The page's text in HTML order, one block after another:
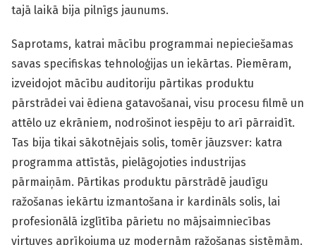
tajā laikā bija pilnīgs jaunums.
Saprotams, katrai mācību programmai nepieciešamas
savas specifiskas tehnoloģijas un iekārtas. Piemēram,
izveidojot mācību auditoriju pārtikas produktu
pārstrādei vai ēdiena gatavošanai, visu procesu filmē un
attēlo uz ekrāniem, nodrošinot iespēju to arī pārraidīt.
Tas bija tikai sākotnējais solis, tomēr jāuzsver: katra
programma attīstās, pielāgojoties industrijas
pārmaiņām. Pārtikas produktu pārstrādē jaudīgu
ražošanas iekārtu izmantošana ir kardināls solis, lai
profesionālā izglītība pārietu no mājsaimniecības
virtuves aprīkojuma uz modernām ražošanas sistēmām.